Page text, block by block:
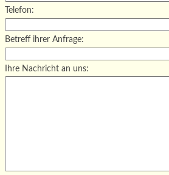
Telefon:
Betreff ihrer Anfrage:
Ihre Nachricht an uns: